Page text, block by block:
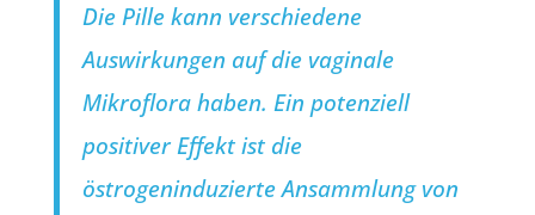
Die Pille kann verschiedene
Auswirkungen auf die vaginale
Mikroflora haben. Ein potenziell
positiver Effekt ist die
östrogeninduzierte Ansammlung von